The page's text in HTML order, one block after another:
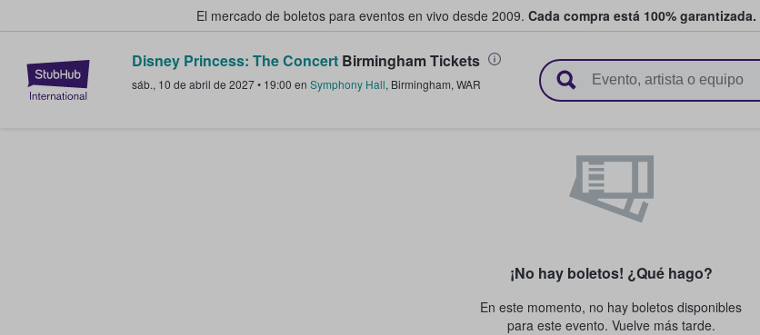
El mercado de boletos para eventos en vivo desde 2009. Cada compra está 100% garantizada.
StubHub: donde los fans compran y venden boletos
Disney Princess: The Concert Birmingham Tickets
sáb., 10 de abril de 2027• 19:00 en Symphony Hall, Birmingham, WAR
¡No hay boletos! ¿Qué hago?
En este momento, no hay boletos disponibles
para este evento. Vuelve más tarde.